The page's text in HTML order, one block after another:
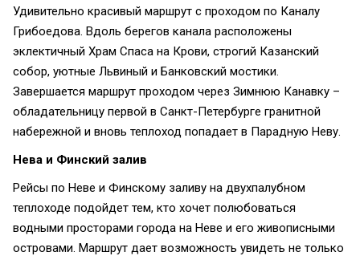
Удивительно красивый маршрут с проходом по Каналу
Грибоедова. Вдоль берегов канала расположены
эклектичный Храм Спаса на Крови, строгий Казанский
собор, уютные Львиный и Банковский мостики.
Завершается маршрут проходом через Зимнюю Канавку –
обладательницу первой в Санкт-Петербурге гранитной
набережной и вновь теплоход попадает в Парадную Неву.
Нева и Финский залив
Рейсы по Неве и Финскому заливу на двухпалубном
теплоходе подойдет тем, кто хочет полюбоваться
водными просторами города на Неве и его живописными
островами. Маршрут дает возможность увидеть не только